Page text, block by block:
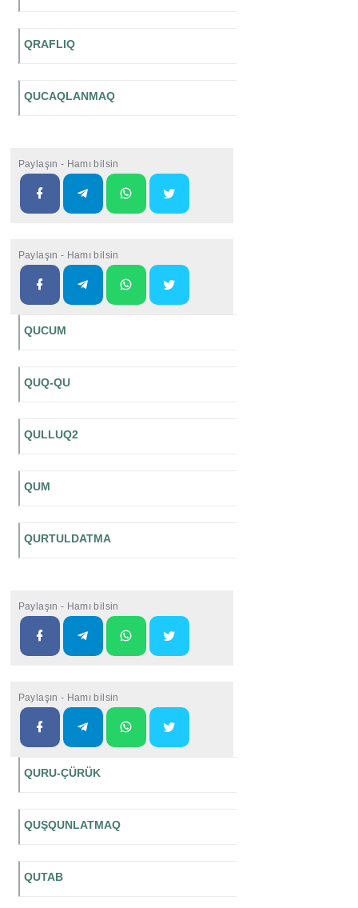
QRAFLIQ
QUCAQLANMAQ
Paylaşın - Hamı bilsin
Paylaşın - Hamı bilsin
QUCUM
QUQ-QU
QULLUQ2
QUM
QURTULDATMA
Paylaşın - Hamı bilsin
Paylaşın - Hamı bilsin
QURU-ÇÜRÜK
QUŞQUNLATMAQ
QUTAB